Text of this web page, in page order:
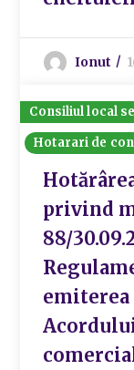
Ionut
Consiliul local
Hotarari de
privind
88/